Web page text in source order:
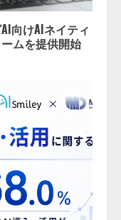
向けAIネイティ
ムを提供開始